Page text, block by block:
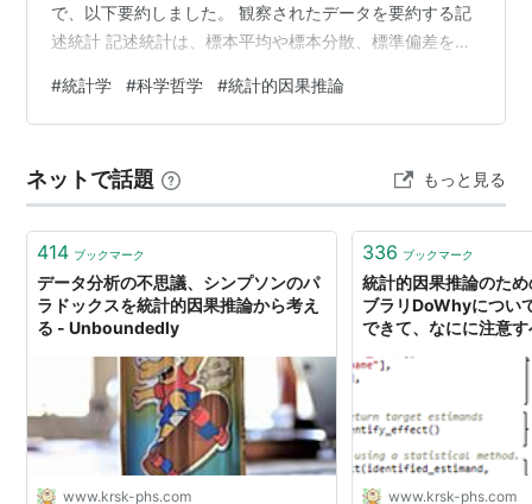
で、以下要約しました。 観察されたデータを要約する記
述統計 記述統計は、標本平均や標本分散、標準偏差を比
りすることにより、データを我々が理解できるような形
で記述し、要約するための技術である 科学的な言明は現
義（positivism）において、記述統計が活用される 実証
主義は、「神」とか「霊魂」とかいった非経験的な原理
を科学から排除しただけでなく、科…
#統計学 #科学哲学 #統計的因果推論
ネットで話題 もっと見る
414 ブックマーク
データ分析の不思議、シンプソンのパ
ラドックスを統計的因果推論から考え
る - Unboundedly
www.krsk-phs.com
336 ブックマーク
統計的因果推論のた
ブラリDoWhyについ
できて、なにに注意
www.krsk-phs.com